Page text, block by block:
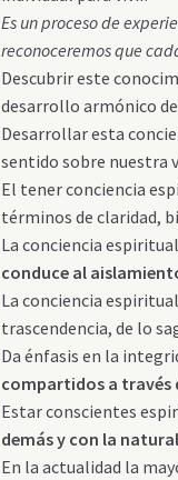
Es un proceso de
reconoceremos que
Descubrir este
desarrollo armónico
Desarrollar esta
sentido sobre nuestra
El tener conciencia
términos de claridad,
La conciencia
conduce al
La conciencia
trascendencia, de lo
Da énfasis en la
compartidos a través
Estar conscientes
demás y con la
En la actualidad la